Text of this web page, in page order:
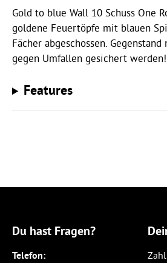
Gold to blue Wall 10 Schuss One
goldene Feuertöpfe mit blauen
Fächer abgeschossen.
gegen Umfallen gesichert
Features
Du hast Fragen?
Telefon: